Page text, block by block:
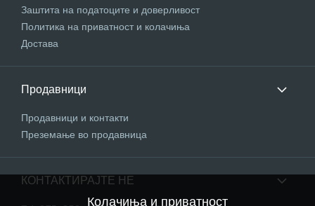
Заштита на податоците и доверливост
Политика на приватност и колачиња
Достава
Продавници
Продавници и контакти
Преземање во продавница
КОНТАКТИРАЈТЕ НЕ
Колачиња и приватност